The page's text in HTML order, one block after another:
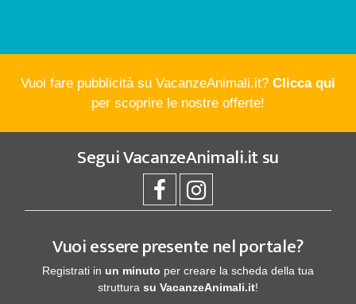
Vuoi fare pubblicità su VacanzeAnimali.it? Clicca qui
per scoprire le nostre offerte!
SeguiVacanzeAnimali.itsu
Vuoi essere presente nel portale?
Registrati in un minuto per creare la scheda della tua
struttura su VacanzeAnimali.it!